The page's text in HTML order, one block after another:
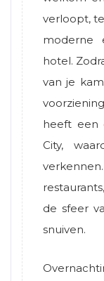
verloopt,
moderne
hotel.
van je
heeft een
City,
de sfeer
snuiven.